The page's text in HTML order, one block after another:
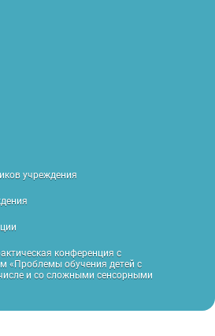
учреждения
конференция с
«Проблемы обучения детей с
и со сложными сенсорными